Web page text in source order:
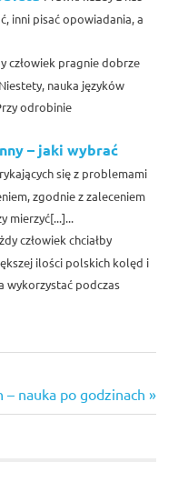
inni pisać opowiadania, a
człowiek pragnie dobrze
nauka języków
odrobinie
– jaki wybrać
się z problemami
zgodnie z zaleceniem
mierzyć[...]...
człowiek chciałby
ilości polskich kolęd i
wykorzystać podczas
nauka po godzinach